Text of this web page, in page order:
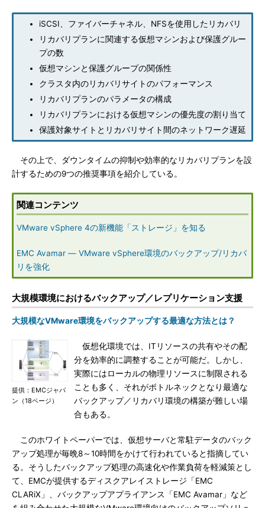
iSCSI、ファイバーチャネル、NFSを使用したリカバリ
リカバリプランに関連する仮想マシンおよび保護グルー
プの数
仮想マシンと保護グループの関係性
クラスタ内のリカバリサイトのパフォーマンス
リカバリプランのパラメータの構成
リカバリプランにおける仮想マシンの優先度の割り当て
保護対象サイトとリカバリサイト間のネットワーク遅延
その上で、ダウンタイムの抑制や効率的なリカバリプランを設
計するための9つの推奨事項を紹介している。
関連コンテンツ
VMware vSphere 4の新機能「ストレージ」を知る
EMC Avamar ― VMware vSphere環境のバックアップ/リカバ
リを強化
大規模環境におけるバックアップ／レプリケーション支援
大規模なVMware環境をバックアップする最適な方法とは？
提供：EMCジャパ
ン（18ページ）
仮想化環境では、ITリソースの共有やその配
分を効率的に調整することが可能だ。しかし、
実際にはローカルの物理リソースに制限される
ことも多く、それがボトルネックとなり最適な
バックアップ／リカバリ環境の構築が難しい場
合もある。
このホワイトペーパーでは、仮想サーバと常駐データのバック
アップ処理が毎晩8～10時間をかけて行われていると指摘してい
る。そうしたバックアップ処理の高速化や作業負荷を軽減策とし
て、EMCが提供するディスクアレイストレージ「EMC
CLARiX」、バックアップアプライアンス「EMC Avamar」など